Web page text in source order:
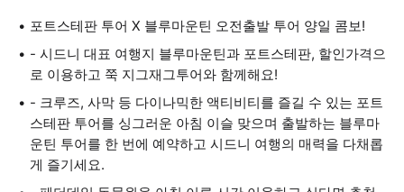
포트스테판 투어 X 블루마운틴 오전출발 투어 양일 콤보!
- 시드니 대표 여행지 블루마운틴과 포트스테판, 할인가격으
로 이용하고 쭉 지그재그투어와 함께해요!
- 크루즈, 사막 등 다이나믹한 액티비티를 즐길 수 있는 포트
스테판 투어를 싱그러운 아침 이슬 맞으며 출발하는 블루마
운틴 투어를 한 번에 예약하고 시드니 여행의 매력을 다채롭
게 즐기세요.